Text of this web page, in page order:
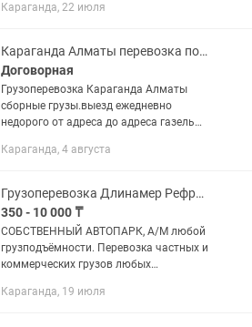
Звоните всегда есть свободное Авто
Караганда, 22 июля
Караганда Алматы перевозка попутные грузы ежедневно газель
Договорная
Грузоперевозка Караганда Алматы
сборные грузы.выезд ежедневно
недорого от адреса до адреса газель
Караганда, 4 августа
Грузоперевозка Длинамер Рефрижератор Газель Фура тент
350 - 10 000 ₸
СОБCTВEНHЫЙ АВTOПАPК, А/M любoй
грузподъёмности. Перевoзкa чacтныx и
коммерчеcких грузoв любых
межгород Работаем 24/7 - рассчитаем
Караганда, 19 июля